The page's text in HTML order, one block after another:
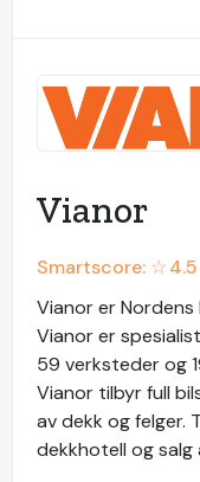
Vianor
Smartscore: ☆4.5
Vianor er
Vianor er
59 verksteder og
Vianor tilbyr full
av dekk og felger.
dekkhotell og salg